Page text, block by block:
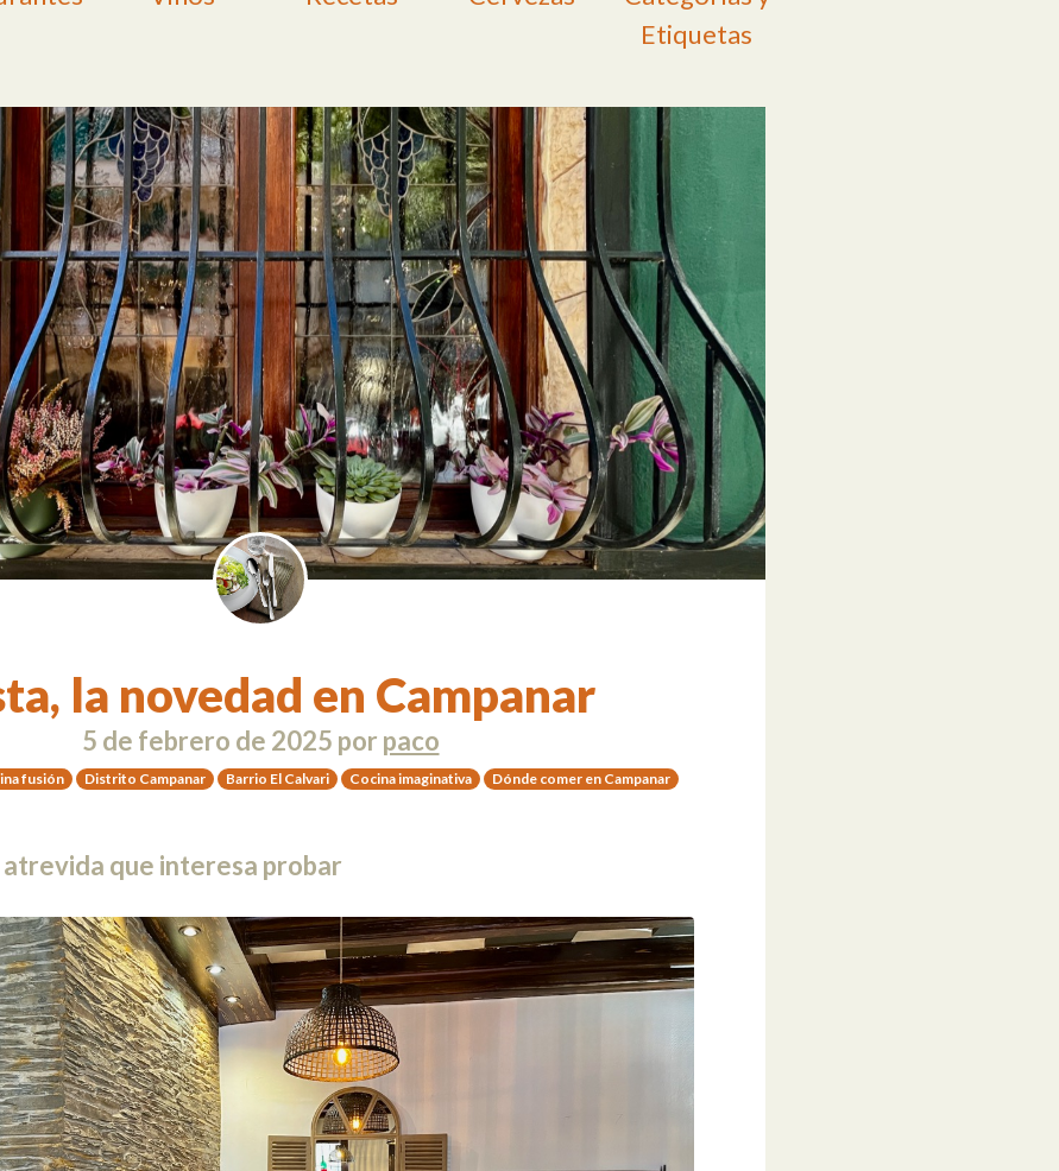
Etiquetas
la novedad en Campanar
5 de febrero de 2025 por paco
fusión Distrito Campanar Barrio El Calvari Cocina imaginativa Dónde comer en Campanar
que interesa probar